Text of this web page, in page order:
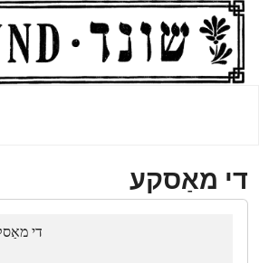
די מאַסקע
די